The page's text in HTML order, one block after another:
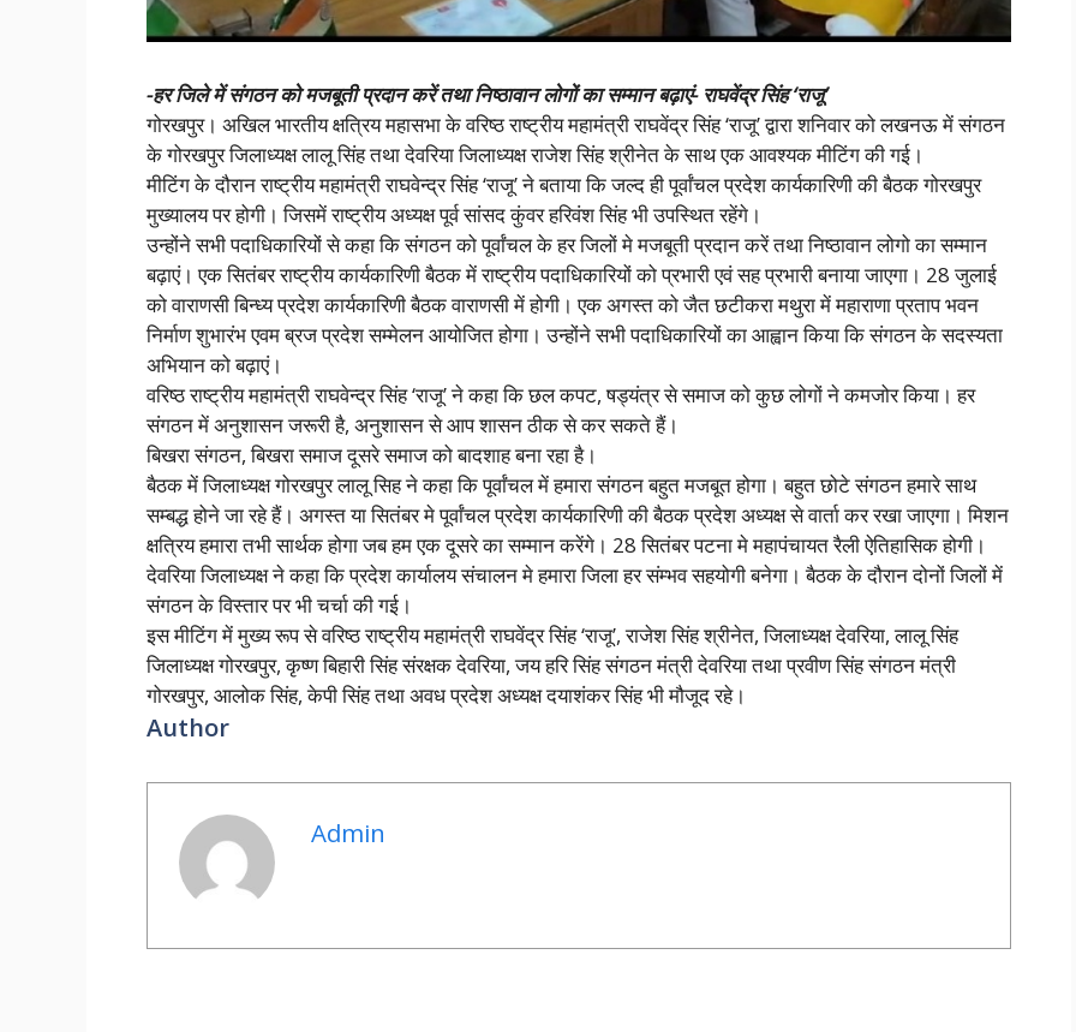
-हर जिले में संगठन को मजबूती प्रदान करें तथा निष्ठावान लोगों का सम्मान बढ़ाएं- राघवेंद्र सिंह ‘राजू’
गोरखपुर। अखिल भारतीय क्षत्रिय महासभा के वरिष्ठ राष्ट्रीय महामंत्री राघवेंद्र सिंह ‘राजू’ द्वारा शनिवार को लखनऊ में संगठन
के गोरखपुर जिलाध्यक्ष लालू सिंह तथा देवरिया जिलाध्यक्ष राजेश सिंह श्रीनेत के साथ एक आवश्यक मीटिंग की गई।
मीटिंग के दौरान राष्ट्रीय महामंत्री राघवेन्द्र सिंह ‘राजू’ ने बताया कि जल्द ही पूर्वांचल प्रदेश कार्यकारिणी की बैठक गोरखपुर
मुख्यालय पर होगी। जिसमें राष्ट्रीय अध्यक्ष पूर्व सांसद कुंवर हरिवंश सिंह भी उपस्थित रहेंगे।
उन्होंने सभी पदाधिकारियों से कहा कि संगठन को पूर्वांचल के हर जिलों मे मजबूती प्रदान करें तथा निष्ठावान लोगो का सम्मान
बढ़ाएं। एक सितंबर राष्ट्रीय कार्यकारिणी बैठक में राष्ट्रीय पदाधिकारियों को प्रभारी एवं सह प्रभारी बनाया जाएगा। 28 जुलाई
को वाराणसी बिन्ध्य प्रदेश कार्यकारिणी बैठक वाराणसी में होगी। एक अगस्त को जैत छटीकरा मथुरा में महाराणा प्रताप भवन
निर्माण शुभारंभ एवम ब्रज प्रदेश सम्मेलन आयोजित होगा। उन्होंने सभी पदाधिकारियों का आह्वान किया कि संगठन के सदस्यता
अभियान को बढ़ाएं।
वरिष्ठ राष्ट्रीय महामंत्री राघवेन्द्र सिंह ‘राजू’ ने कहा कि छल कपट, षड्यंत्र से समाज को कुछ लोगों ने कमजोर किया। हर
संगठन में अनुशासन जरूरी है, अनुशासन से आप शासन ठीक से कर सकते हैं।
बिखरा संगठन, बिखरा समाज दूसरे समाज को बादशाह बना रहा है।
बैठक में जिलाध्यक्ष गोरखपुर लालू सिह ने कहा कि पूर्वांचल में हमारा संगठन बहुत मजबूत होगा। बहुत छोटे संगठन हमारे साथ
सम्बद्ध होने जा रहे हैं। अगस्त या सितंबर मे पूर्वांचल प्रदेश कार्यकारिणी की बैठक प्रदेश अध्यक्ष से वार्ता कर रखा जाएगा। मिशन
क्षत्रिय हमारा तभी सार्थक होगा जब हम एक दूसरे का सम्मान करेंगे। 28 सितंबर पटना मे महापंचायत रैली ऐतिहासिक होगी।
देवरिया जिलाध्यक्ष ने कहा कि प्रदेश कार्यालय संचालन मे हमारा जिला हर संम्भव सहयोगी बनेगा। बैठक के दौरान दोनों जिलों में
संगठन के विस्तार पर भी चर्चा की गई।
इस मीटिंग में मुख्य रूप से वरिष्ठ राष्ट्रीय महामंत्री राघवेंद्र सिंह ‘राजू’, राजेश सिंह श्रीनेत, जिलाध्यक्ष देवरिया, लालू सिंह
जिलाध्यक्ष गोरखपुर, कृष्ण बिहारी सिंह संरक्षक देवरिया, जय हरि सिंह संगठन मंत्री देवरिया तथा प्रवीण सिंह संगठन मंत्री
गोरखपुर, आलोक सिंह, केपी सिंह तथा अवध प्रदेश अध्यक्ष दयाशंकर सिंह भी मौजूद रहे।
Author
Admin